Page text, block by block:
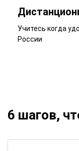
Учитесь когда
России
6 шагов,